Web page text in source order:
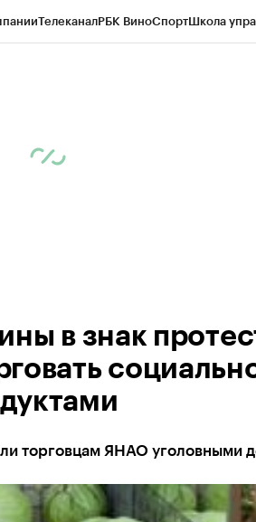
ТелеканалРБК ВиноСпортШкола
в знак
торговцам ЯНАО уголовными